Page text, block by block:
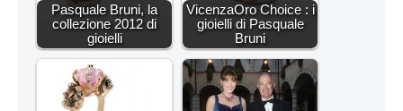
Pasquale Bruni, la
collezione 2012 di
gioielli
VicenzaOro Choice : i
gioielli di Pasquale
Bruni